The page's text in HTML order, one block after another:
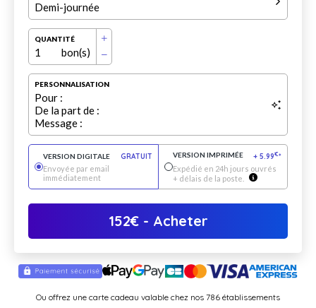
Demi-journée
QUANTITÉ
1 bon(s)
PERSONNALISATION
Pour :
De la part de :
Message :
VERSION DIGITALE
GRATUIT
Envoyée par email
immédiatement
VERSION IMPRIMÉE + 5.99€*
Expédié en 24h jours ouvrés
+ délais de la poste.
152€- Acheter
Ou offrez une carte cadeau valable chez nos 786 établissements